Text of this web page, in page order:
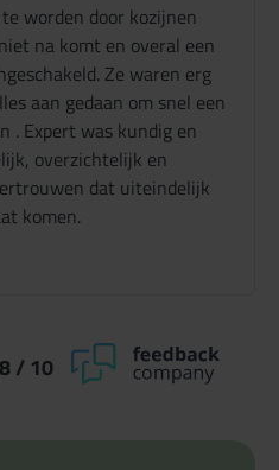
worden door kozijnen
na komt en overal een
Ze waren erg
aan gedaan om snel een
. Expert was kundig en
overzichtelijk en
dat uiteindelijk
komen.
/ 10